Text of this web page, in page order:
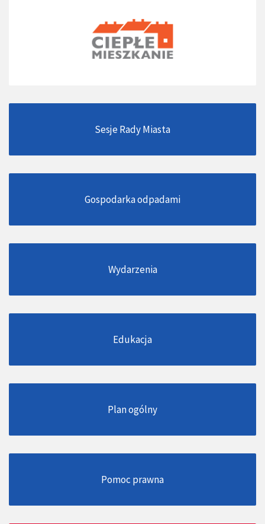
Sesje Rady Miasta
Gospodarka odpadami
Wydarzenia
Edukacja
Plan ogólny
Pomoc prawna